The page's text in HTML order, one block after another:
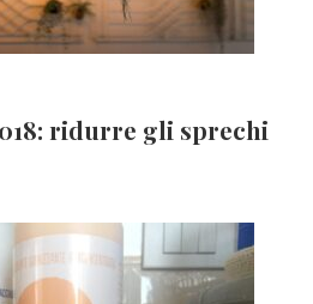
ridurre gli sprechi